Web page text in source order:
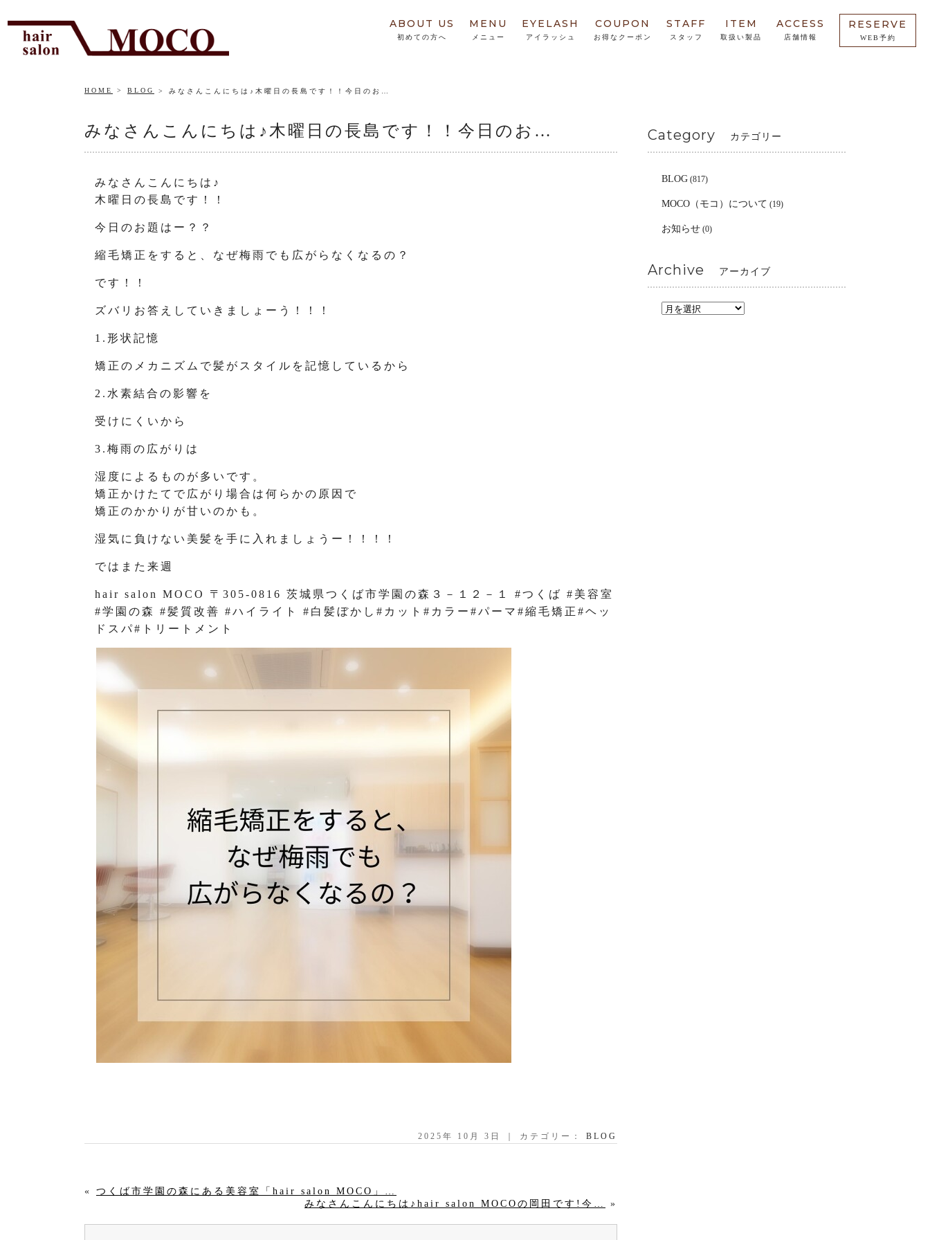
ABOUT US
初めての方へ
MENU
メニュー
EYELASH
アイラッシュ
COUPON
お得なクーポン
STAFF
スタッフ
ITEM
取扱い製品
ACCESS
店舗情報
RESERVE
WEB予約
HOME BLOG みなさんこんにちは♪木曜日の長島です！！今日のお…
みなさんこんにちは♪木曜日の長島です！！今日のお…
みなさんこんにちは♪
木曜日の長島です！！
今日のお題はー？？
縮毛矯正をすると、なぜ梅雨でも広がらなくなるの？
です！！
ズバリお答えしていきましょーう！！！
1.形状記憶
矯正のメカニズムで髪がスタイルを記憶しているから
2.水素結合の影響を
受けにくいから
3.梅雨の広がりは
湿度によるものが多いです。
矯正かけたてで広がり場合は何らかの原因で
矯正のかかりが甘いのかも。
湿気に負けない美髪を手に入れましょうー！！！！
ではまた来週
hair salon MOCO 〒305-0816 茨城県つくば市学園の森３－１２－１ #つくば #美容室
#学園の森 #髪質改善 #ハイライト #白髪ぼかし#カット#カラー#パーマ#縮毛矯正#ヘッ
ドスパ#トリートメント
2025年 10月 3日 ｜ カテゴリー： BLOG
« つくば市学園の森にある美容室「hair salon MOCO」…
みなさんこんにちは♪hair salon MOCOの岡田です!今…
»
Category カテゴリー
BLOG (817)
MOCO（モコ）について (19)
お知らせ (0)
Archive アーカイブ